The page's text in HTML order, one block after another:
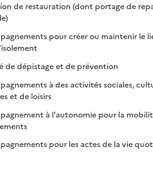
de restauration (dont portage de
disponible
pour créer ou maintenir le
: disponible
: non disponible
de dépistage et de prévention: disponible
: non
à des activités sociales,
et de loisirs: disponible
: non disponible
à l'autonomie pour la
: disponible
: non disponible
pour les actes de la vie